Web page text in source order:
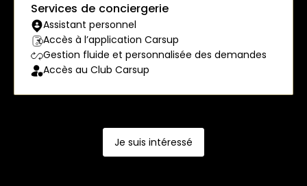
Services de conciergerie
Assistant personnel
Accès à l’application Carsup
Gestion fluide et personnalisée des demandes
Accès au Club Carsup
Je suis intéressé